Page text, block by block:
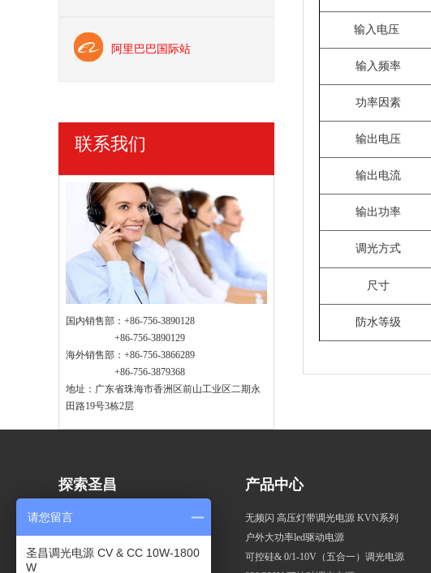
阿里巴巴国际站
联系我们
国内销售部：+86-756-3890128
+86-756-3890129
海外销售部：+86-756-3866289
+86-756-3879368
地址：广东省珠海市香洲区前山工业区二期永
田路19号3栋2层
输入电压
输入频率
功率因素
输出电压
输出电流
输出功率
调光方式
尺寸
防水等级
探索圣昌
关于圣昌
认证 & 专利
企业文化
产品中心
无频闪 高压灯带调光电源 KVN系列
户外大功率led驱动电源
可控硅& 0/1-10V（五合一）调光电源
请您留言
圣昌调光电源 CV & CC 10W-1800
W